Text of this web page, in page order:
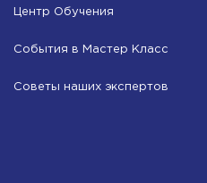
Центр Обучения
События в Мастер Класс
Советы наших экспертов